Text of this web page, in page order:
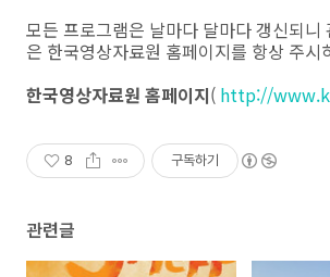
모든 프로그램은 날마다 달마다 갱신되니
은 한국영상자료원 홈페이지를 항상 주
한국영상자료원 홈페이지( http://
8 구독하기
관련글